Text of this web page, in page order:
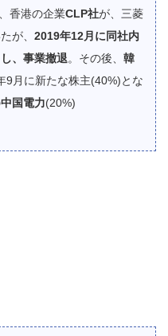
香港の企業CLP社が、三菱
が、 2019年12月に同社内
、事業撤退。その後、 韓
9月に新たな株主(40%)とな
中国電力(20%)